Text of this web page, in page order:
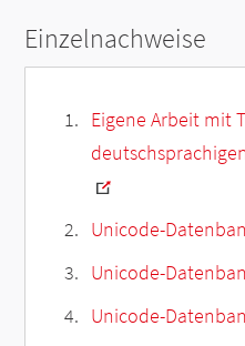
Einzelnachweise
Eigene Arbeit mit
Unicode-
Unicode-
Unicode-